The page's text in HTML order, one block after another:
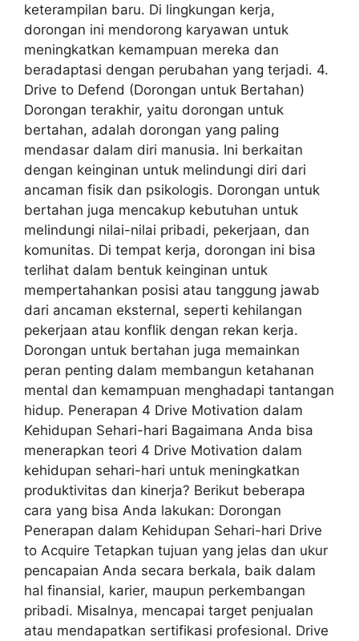
keterampilan baru. Di lingkungan kerja,
dorongan ini mendorong karyawan untuk
meningkatkan kemampuan mereka dan
beradaptasi dengan perubahan yang terjadi. 4.
Drive to Defend (Dorongan untuk Bertahan)
Dorongan terakhir, yaitu dorongan untuk
bertahan, adalah dorongan yang paling
mendasar dalam diri manusia. Ini berkaitan
dengan keinginan untuk melindungi diri dari
ancaman fisik dan psikologis. Dorongan untuk
bertahan juga mencakup kebutuhan untuk
melindungi nilai-nilai pribadi, pekerjaan, dan
komunitas. Di tempat kerja, dorongan ini bisa
terlihat dalam bentuk keinginan untuk
mempertahankan posisi atau tanggung jawab
dari ancaman eksternal, seperti kehilangan
pekerjaan atau konflik dengan rekan kerja.
Dorongan untuk bertahan juga memainkan
peran penting dalam membangun ketahanan
mental dan kemampuan menghadapi tantangan
hidup. Penerapan 4 Drive Motivation dalam
Kehidupan Sehari-hari Bagaimana Anda bisa
menerapkan teori 4 Drive Motivation dalam
kehidupan sehari-hari untuk meningkatkan
produktivitas dan kinerja? Berikut beberapa
cara yang bisa Anda lakukan: Dorongan
Penerapan dalam Kehidupan Sehari-hari Drive
to Acquire Tetapkan tujuan yang jelas dan ukur
pencapaian Anda secara berkala, baik dalam
hal finansial, karier, maupun perkembangan
pribadi. Misalnya, mencapai target penjualan
atau mendapatkan sertifikasi profesional. Drive